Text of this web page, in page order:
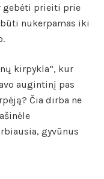
gebėti prieiti prie
nukerpamas iki
kirpykla“, kur
augintinį pas
Čia dirba ne
gyvūnus